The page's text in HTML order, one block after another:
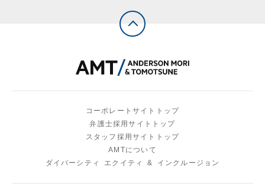
コ ー ポ レ ー ト サイ ト ト ッ プ
弁護士採用サ イ ト ト ッ プ
ス タ ッ フ 採用サイ ト ト ッ プ
AM Tにつ いて
ダイ バー シ テ ィ エ ク イ テ ィ& イ ン ク ル ー ジ ョ ン